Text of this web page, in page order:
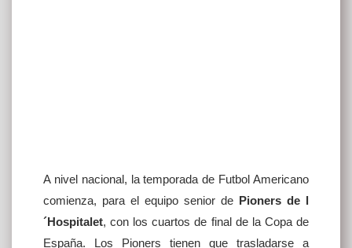
A nivel nacional, la temporada de Futbol Americano
comienza, para el equipo senior de Pioners de l
´Hospitalet, con los cuartos de final de la Copa de
España. Los Pioners tienen que trasladarse a